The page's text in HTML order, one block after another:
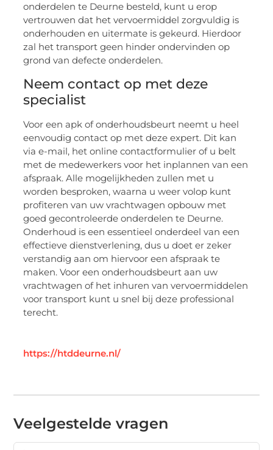
onderdelen te Deurne besteld, kunt u erop
vertrouwen dat het vervoermiddel zorgvuldig is
onderhouden en uitermate is gekeurd. Hierdoor
zal het transport geen hinder ondervinden op
grond van defecte onderdelen.
Neem contact op met deze
specialist
Voor een apk of onderhoudsbeurt neemt u heel
eenvoudig contact op met deze expert. Dit kan
via e-mail, het online contactformulier of u belt
met de medewerkers voor het inplannen van een
afspraak. Alle mogelijkheden zullen met u
worden besproken, waarna u weer volop kunt
profiteren van uw vrachtwagen opbouw met
goed gecontroleerde onderdelen te Deurne.
Onderhoud is een essentieel onderdeel van een
effectieve dienstverlening, dus u doet er zeker
verstandig aan om hiervoor een afspraak te
maken. Voor een onderhoudsbeurt aan uw
vrachtwagen of het inhuren van vervoermiddelen
voor transport kunt u snel bij deze professional
terecht.
https://htddeurne.nl/
Veelgestelde vragen